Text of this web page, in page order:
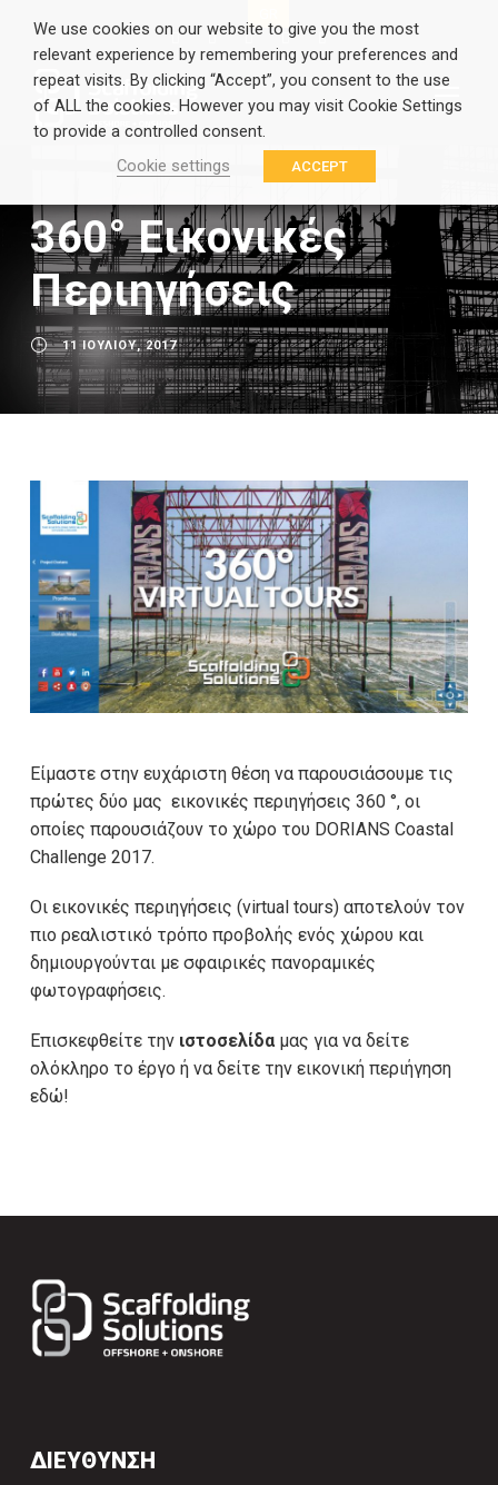
360° Εικονικές
Περιηγήσεις
11 ΙΟΥΛΊΟΥ, 2017
Είμαστε στην ευχάριστη θέση να παρουσιάσουμε τις
πρώτες δύο μας εικονικές περιηγήσεις 360 °, οι
οποίες παρουσιάζουν το χώρο του DORIANS Coastal
Challenge 2017.
Οι εικονικές περιηγήσεις (virtual tours) αποτελούν τον
πιο ρεαλιστικό τρόπο προβολής ενός χώρου και
δημιουργούνται με σφαιρικές πανοραμικές
φωτογραφήσεις.
Επισκεφθείτε την ιστοσελίδα μας για να δείτε
ολόκληρο το έργο ή να δείτε την εικονική περιήγηση
εδώ!
ΔΙΕΥΘΥΝΣΗ
We use cookies on our website to give you the most
relevant experience by remembering your preferences and
repeat visits. By clicking “Accept”, you consent to the use
of ALL the cookies. However you may visit Cookie Settings
to provide a controlled consent.
Cookie settings
ACCEPT